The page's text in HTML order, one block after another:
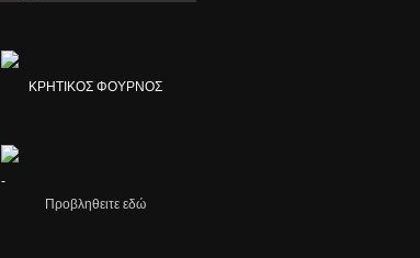
ΚΡΗΤΙΚΟΣ ΦΟΥΡΝΟΣ
-
Προβληθειτε εδώ